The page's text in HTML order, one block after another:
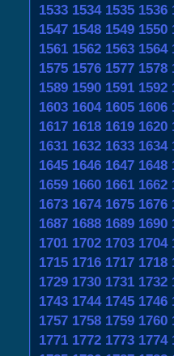
1533 1534 1535 1536
1547 1548 1549 1550
1561 1562 1563 1564
1575 1576 1577 1578
1589 1590 1591 1592
1603 1604 1605 1606
1617 1618 1619 1620
1631 1632 1633 1634
1645 1646 1647 1648
1659 1660 1661 1662
1673 1674 1675 1676
1687 1688 1689 1690
1701 1702 1703 1704
1715 1716 1717 1718
1729 1730 1731 1732
1743 1744 1745 1746
1757 1758 1759 1760
1771 1772 1773 1774